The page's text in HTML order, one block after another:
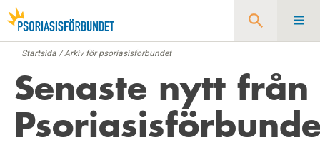
Sök
Startsida /Arkiv för psoriasisforbundet
Senaste nytt från